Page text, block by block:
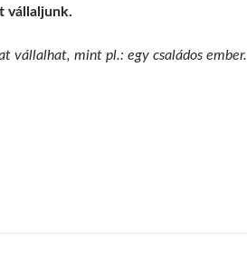
vállaljunk.
vállalhat, mint pl.: egy családos ember.